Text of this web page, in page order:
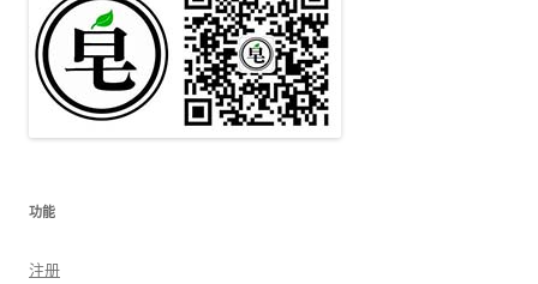
功能
注册